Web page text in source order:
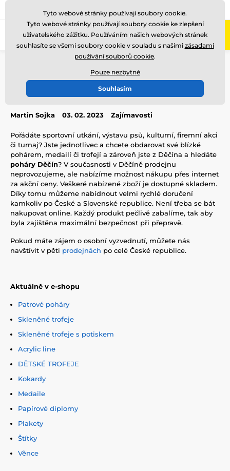
Zavolejte nám (Po-Pá 8-17)
Poháry Děčín
Martin Sojka 03. 02. 2023 Zajímavosti
Pořádáte sportovní utkání, výstavu psů, kulturní, firemní akci
či turnaj? Jste jednotlivec a chcete obdarovat své blízké
pohárem, medailí či trofejí a zároveň jste z Děčína a hledáte
poháry Děčín? V současnosti v Děčíně prodejnu
neprovozujeme, ale nabízíme možnost nákupu přes internet
za akční ceny. Veškeré nabízené zboží je dostupné skladem.
Díky tomu můžeme nabídnout velmi rychlé doručení
kamkoliv po České a Slovenské republice. Není třeba se bát
nakupovat online. Každý produkt pečlivě zabalíme, tak aby
byla zajištěna maximální bezpečnost při přepravě.
Pokud máte zájem o osobní vyzvednutí, můžete nás
navštívit v pěti prodejnách po celé České republice.
Aktuálně v e-shopu
Patrové poháry
Skleněné trofeje
Skleněné trofeje s potiskem
Acrylic line
DĚTSKÉ TROFEJE
Kokardy
Medaile
Papírové diplomy
Plakety
Štítky
Věnce
Tyto webové stránky používají soubory cookie.
Tyto webové stránky používají soubory cookie ke zlepšení
uživatelského zážitku. Používáním našich webových stránek
souhlasíte se všemi soubory cookie v souladu s našimi zásadami
používání souborů cookie.
Pouze nezbytné
Souhlasím